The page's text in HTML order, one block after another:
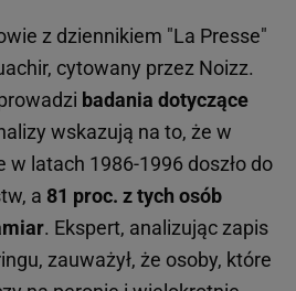
z dziennikiem "La Presse"
cytowany przez Noizz.
badania dotyczące
wskazują na to, że w
latach 1986-1996 doszło do
a 81 proc. z tych osób
. Ekspert, analizując zapis
zauważył, że osoby, które